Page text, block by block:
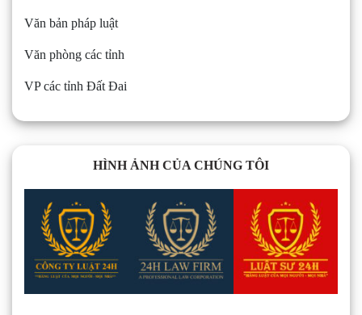
Văn bản pháp luật
Văn phòng các tỉnh
VP các tỉnh Đất Đai
HÌNH ẢNH CỦA CHÚNG TÔI